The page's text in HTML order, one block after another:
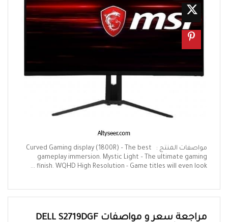
مواصفات المنتج : Curved Gaming display (1800R) – The best
gameplay immersion. Mystic Light – The ultimate gaming
finish. WQHD High Resolution - Game titles will even look ...
مراجعة سعر و مواصفات DELL S2719DGF